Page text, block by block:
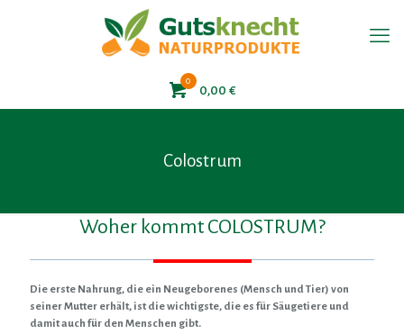
0
0,00 €
Colostrum
Woher kommt COLOSTRUM?
Die erste Nahrung, die ein Neugeborenes (Mensch und Tier) von
seiner Mutter erhält, ist die wichtigste, die es für Säugetiere und
damit auch für den Menschen gibt.